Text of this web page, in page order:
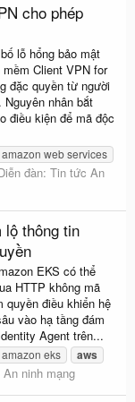
cho phép
lỗ hổng bảo mật
mềm Client VPN for
đặc quyền từ người
nhân bắt
điều kiện để mã độc
amazon web services
đàn: Tin tức An
lộ thông tin
EKS có thể
HTTP không mã
quyền điều khiển hệ
vào hạ tầng đám
Agent trên...
amazon eks aws
ninh mạng